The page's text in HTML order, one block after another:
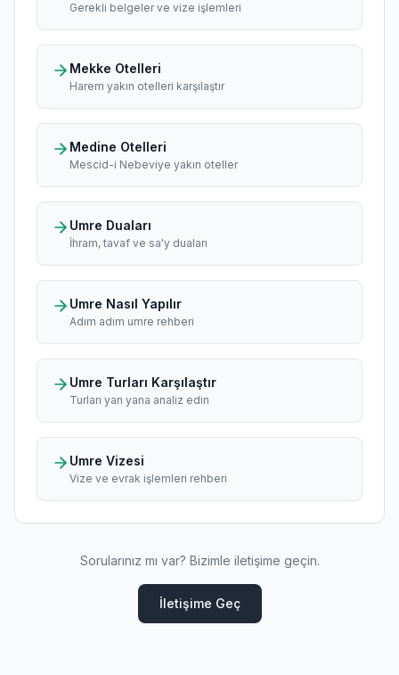
Gerekli belgeler ve vize işlemleri
Mekke Otelleri
Harem yakın otelleri karşılaştır
Medine Otelleri
Mescid-i Nebeviye yakın oteller
Umre Duaları
İhram, tavaf ve sa'y duaları
Umre Nasıl Yapılır
Adım adım umre rehberi
Umre Turları Karşılaştır
Turları yan yana analiz edin
Umre Vizesi
Vize ve evrak işlemleri rehberi
Sorularınız mı var? Bizimle iletişime geçin.
İletişime Geç